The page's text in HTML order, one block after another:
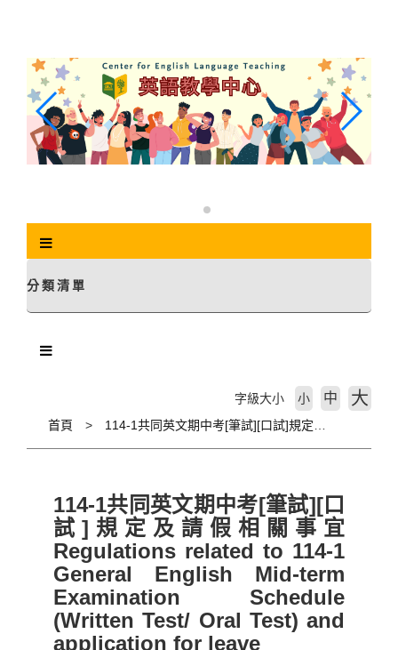
分類清單
首頁
字級大小 小 中 大
114-1共同英文期中考[筆試][口
試]規定及請假相關事宜
Regulations related to 114-1
General English Mid-term
Examination Schedule
(Written Test/ Oral Test) and
application for leave